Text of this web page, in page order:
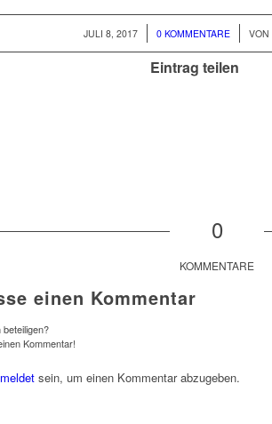
JULI 8, 2017
/ 0 KOMMENTARE
/ VON
Eintrag teilen
0
KOMMENTARE
einen Kommentar
Kommentar!
sein, um einen Kommentar abzugeben.